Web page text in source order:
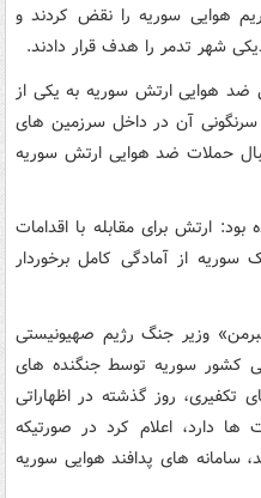
حریم هوایی سوریه را نقض کردند و
شهر تدمر را هدف قرار دادند.
ضد هوایی ارتش سوریه به یکی از
آن در داخل سرزمین های
به دنبال حملات ضد هوایی ارتش سوریه
بود: ارتش برای مقابله با اقدامات
سوریه از آمادگی کامل برخوردار
وزیر جنگ رژیم صهیونیستی
کشور سوریه توسط جنگنده های
تکفیری، روز گذشته در اظهاراتی
دارد، اعلام کرد در صورتیکه
سامانه‌ های پدافند هوایی سوریه